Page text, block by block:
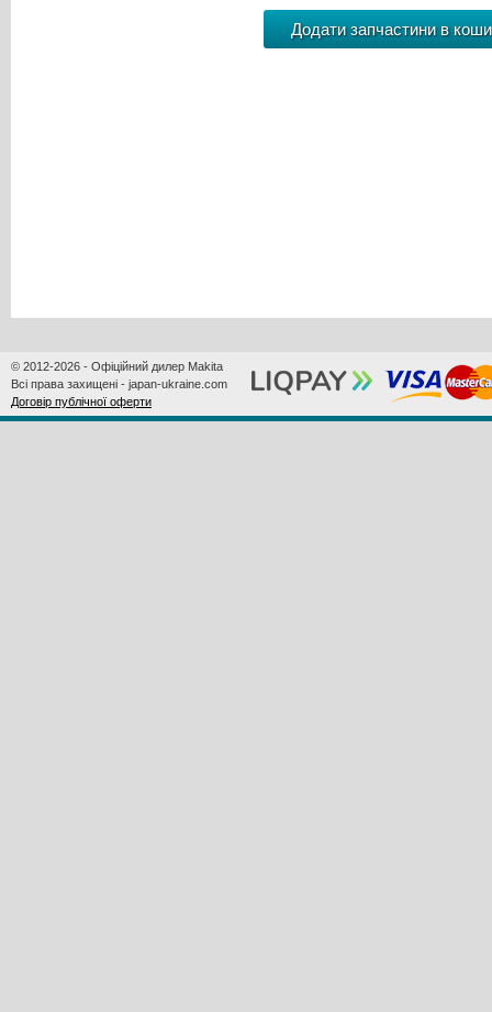
© 2012-2026 - Офіційний дилер Makita
Всі права захищені - japan-ukraine.com
Договір публічної оферти